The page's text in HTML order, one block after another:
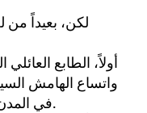
لكن، بعيداً من
أولاً، الطابع
واتساع الهامش
في المدن الكبرى، الى جانب المنحى العائلي.